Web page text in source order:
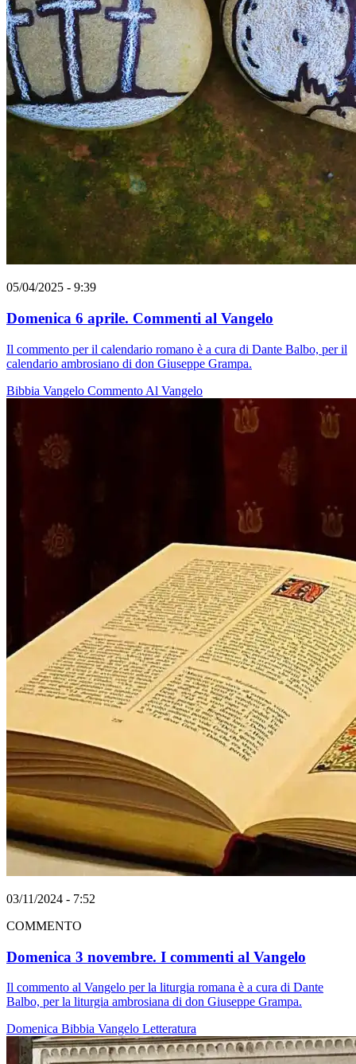
05/04/2025 - 9:39
Domenica 6 aprile. Commenti al Vangelo
Il commento per il calendario romano è a cura di Dante Balbo, per il
calendario ambrosiano di don Giuseppe Grampa.
Bibbia Vangelo Commento Al Vangelo
03/11/2024 - 7:52
COMMENTO
Domenica 3 novembre. I commenti al Vangelo
Il commento al Vangelo per la liturgia romana è a cura di Dante
Balbo, per la liturgia ambrosiana di don Giuseppe Grampa.
Domenica Bibbia Vangelo Letteratura